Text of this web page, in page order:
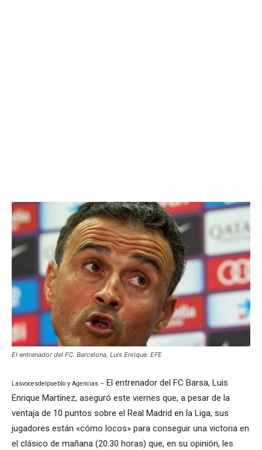
El entrenador del FC. Barcelona, Luis Enrique. EFE
Lasvocesdelpueblo y Agencias – El entrenador del FC Barsa, Luis
Enrique Martínez, aseguró este viernes que, a pesar de la
ventaja de 10 puntos sobre el Real Madrid en la Liga, sus
jugadores están «cómo locos» para conseguir una victoria en
el clásico de mañana (20.30 horas) que, en su opinión, les